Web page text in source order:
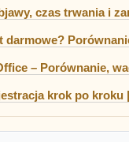
czas trwania i
darmowe?
– Porównanie,
krok po kroku